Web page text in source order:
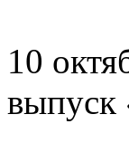
10
выпуск